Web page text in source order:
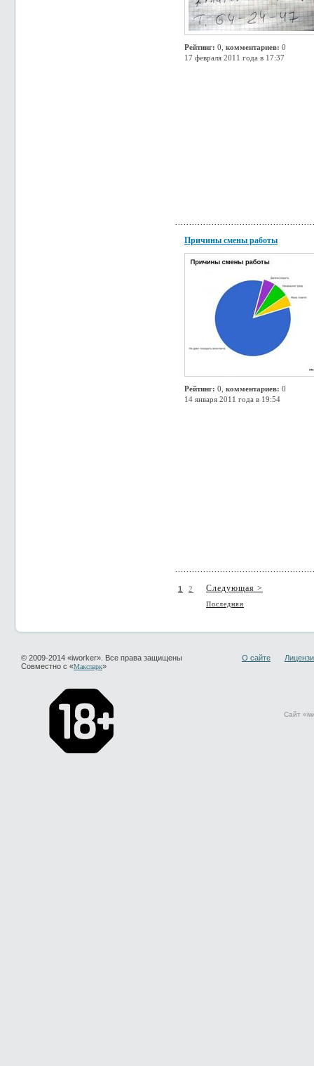
Рейтинг: 0, комментариев: 0
17 февраля 2011 года в 17:37
Причины смены работы
Рейтинг: 0, комментариев: 0
14 января 2011 года в 19:54
1 2 Следующая >
Последняя
© 2009-2014 «iworker». Все права защищены
Совместно с «Макспарк»
О сайте
Сайт